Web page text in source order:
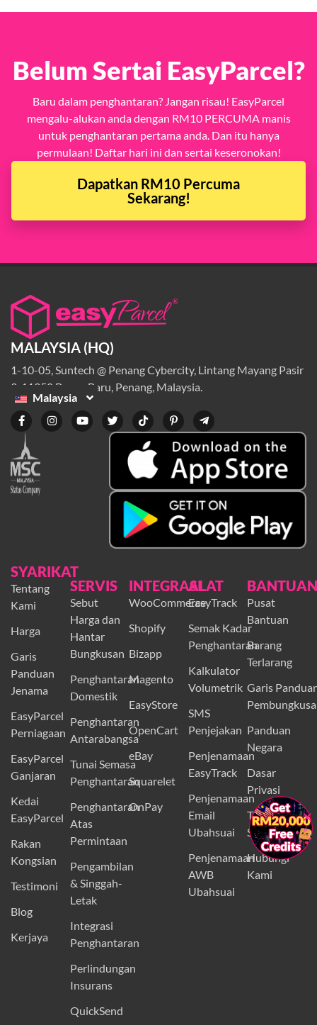
Belum Sertai EasyParcel?
Baru dalam penghantaran? Jangan risau! EasyParcel
mengalu-alukan anda dengan RM10 PERCUMA manis
untuk penghantaran pertama anda. Dan itu hanya
permulaan! Daftar hari ini dan sertai keseronokan!
Dapatkan RM10 Percuma
Sekarang!
MALAYSIA (HQ)
1-10-05, Suntech @ Penang Cybercity, Lintang Mayang Pasir
3, 11950 Bayan Baru, Penang, Malaysia.
Malaysia
SYARIKAT
Tentang
Kami
Harga
Garis
Panduan
Jenama
EasyParcel
Perniagaan
EasyParcel
Ganjaran
Kedai
EasyParcel
Rakan
Kongsian
Testimoni
Blog
Kerjaya
SERVIS
Sebut
Harga dan
Hantar
Bungkusan
Penghantaran
Domestik
Penghantaran
Antarabangsa
Tunai Semasa
Penghantaran
Penghantaran
Atas
Permintaan
Pengambilan
& Singgah-
Letak
Integrasi
Penghantaran
Perlindungan
Insurans
QuickSend
INTEGRASI
WooCommerce
Shopify
Bizapp
Magento
EasyStore
OpenCart
eBay
Squarelet
OnPay
ALAT
EasyTrack
Semak Kadar
Penghantaran
Kalkulator
Volumetrik
SMS
Penjejakan
Penjenamaan
EasyTrack
Penjenamaan
Email
Ubahsuai
Penjenamaan
AWB
Ubahsuai
Pusat
Bantuan
Barang
Terlarang
Garis
Panduan
Negara
Dasar
Privasi
Terma dan
Syarat
Hubungi
Kami
×